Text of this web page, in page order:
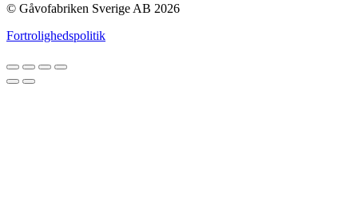
© Gåvofabriken Sverige AB 2026
Fortrolighedspolitik